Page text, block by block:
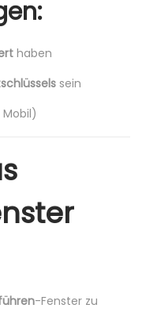
haben
sein
-Fenster zu